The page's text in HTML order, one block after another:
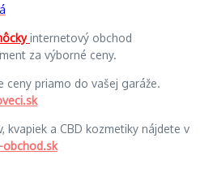
internetový obchod
za výborné ceny.
ceny priamo do vašej garáže.
kvapiek a CBD kozmetiky nájdete v
obchod.sk